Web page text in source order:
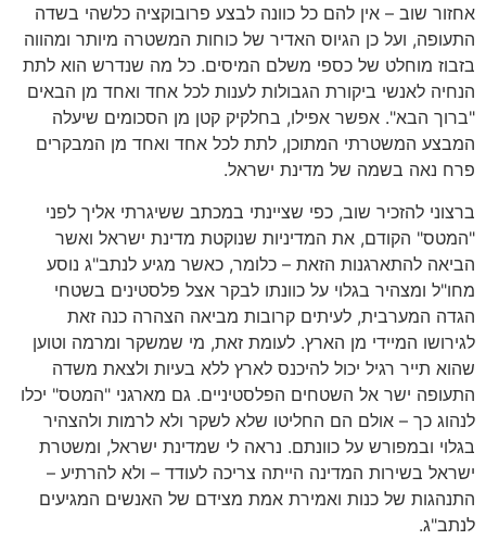
אחזור שוב – אין להם כל כוונה לבצע פרובוקציה כלשהי בשדה
התעופה, ועל כן הגיוס האדיר של כוחות המשטרה מיותר ומהווה
בזבוז מוחלט של כספי משלם המיסים. כל מה שנדרש הוא לתת
הנחיה לאנשי ביקורת הגבולות לענות לכל אחד ואחד מן הבאים
"ברוך הבא". אפשר אפילו, בחלקיק קטן מן הסכומים שיעלה
המבצע המשטרתי המתוכן, לתת לכל אחד ואחד מן המבקרים
פרח נאה בשמה של מדינת ישראל.
ברצוני להזכיר שוב, כפי שציינתי במכתב ששיגרתי אליך לפני
"המטס" הקודם, את המדיניות שנוקטת מדינת ישראל ואשר
הביאה להתארגנות הזאת – כלומר, כאשר מגיע לנתב"ג נוסע
מחו"ל ומצהיר בגלוי על כוונתו לבקר אצל פלסטינים בשטחי
הגדה המערבית, לעיתים קרובות מביאה הצהרה כנה זאת
לגירושו המיידי מן הארץ. לעומת זאת, מי שמשקר ומרמה וטוען
שהוא תייר רגיל יכול להיכנס לארץ ללא בעיות ולצאת משדה
התעופה ישר אל השטחים הפלסטיניים. גם מארגני "המטס" יכלו
לנהוג כך – אולם הם החליטו שלא לשקר ולא לרמות ולהצהיר
בגלוי ובמפורש על כוונתם. נראה לי שמדינת ישראל, ומשטרת
ישראל בשירות המדינה הייתה צריכה לעודד – ולא להרתיע –
התנהגות של כנות ואמירת אמת מצידם של האנשים המגיעים
לנתב"ג.